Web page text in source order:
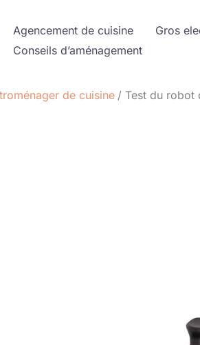
Agencement de cuisine Gros
Conseils d’aménagement
de cuisine Test du robot